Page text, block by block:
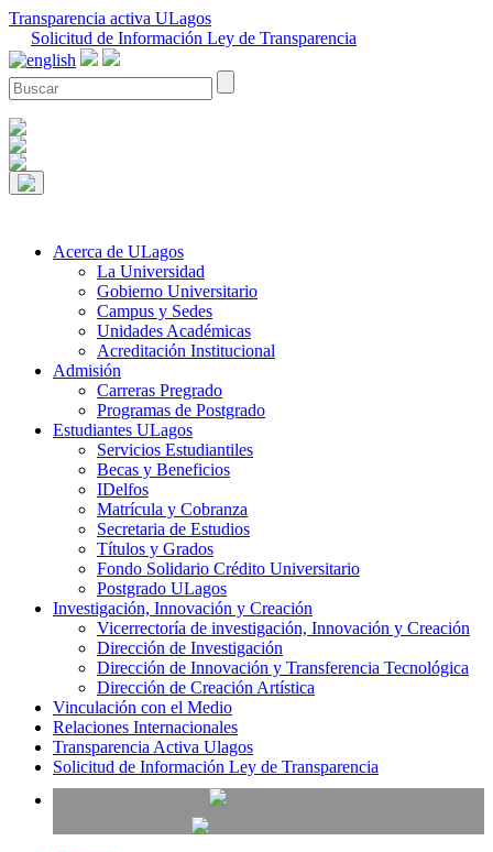
Transparencia activa ULagos
Solicitud de Información Ley de Transparencia
Acerca de ULagos
La Universidad
Gobierno Universitario
Campus y Sedes
Unidades Académicas
Acreditación Institucional
Admisión
Carreras Pregrado
Programas de Postgrado
Estudiantes ULagos
Servicios Estudiantiles
Becas y Beneficios
IDelfos
Matrícula y Cobranza
Secretaria de Estudios
Títulos y Grados
Fondo Solidario Crédito Universitario
Postgrado ULagos
Investigación, Innovación y Creación
Vicerrectoría de investigación, Innovación y Creación
Dirección de Investigación
Dirección de Innovación y Transferencia Tecnológica
Dirección de Creación Artística
Vinculación con el Medio
Relaciones Internacionales
Transparencia Activa Ulagos
Solicitud de Información Ley de Transparencia